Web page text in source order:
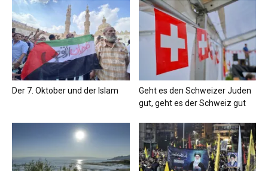
Der 7. Oktober und der Islam
Geht es den Schweizer Juden
gut, geht es der Schweiz gut